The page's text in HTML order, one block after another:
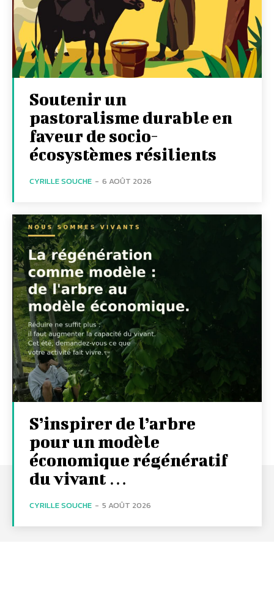
Soutenir un
pastoralisme durable en
faveur de socio-
écosystèmes résilients
CYRILLE SOUCHE - 6 AOÛT 2026
S’inspirer de l’arbre
pour un modèle
économique régénératif
du vivant …
CYRILLE SOUCHE - 5 AOÛT 2026